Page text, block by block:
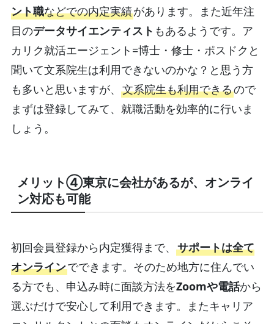
ント職などでの内定実績があります。また近年注
目のデータサイエンティスト もあるようです。ア
カリク就活エージェント=博士・修士・ポスドクと
聞いて文系院生は利用できないのかな？と思う方
も多いと思いますが、 文系院生も利用できるので
まずは登録してみて、就職活動を効率的に行いま
しょう。
メリット④東京に会社があるが、オンライ
ン対応も可能
初回会員登録から内定獲得まで、 サポートは全て
オンラインでできます。そのため地方に住んでい
る方でも、申込み時に面談方法をZoomや電話から
選ぶだけで安心して利用できます。またキャリア